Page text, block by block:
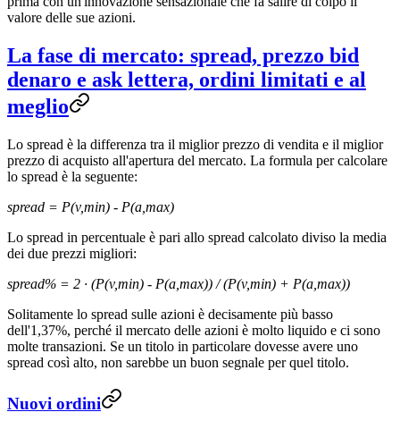
valore delle sue azioni.
La fase di mercato: spread, prezzo bid
denaro e ask lettera, ordini limitati e al
meglio
Lo spread è la differenza tra il miglior prezzo di vendita e il miglior
prezzo di acquisto all'apertura del mercato. La formula per calcolare
lo spread è la seguente:
spread = P(v,min) - P(a,max)
Lo spread in percentuale è pari allo spread calcolato diviso la media
dei due prezzi migliori:
spread% = 2 · (P(v,min) - P(a,max)) / (P(v,min) + P(a,max))
Solitamente lo spread sulle azioni è decisamente più basso
dell'1,37%, perché il mercato delle azioni è molto liquido e ci sono
molte transazioni. Se un titolo in particolare dovesse avere uno
spread così alto, non sarebbe un buon segnale per quel titolo.
Nuovi ordini